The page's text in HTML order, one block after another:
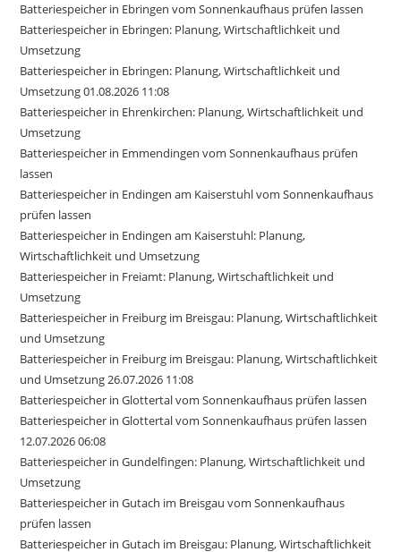
Batteriespeicher in Ebringen vom Sonnenkaufhaus prüfen lassen
Batteriespeicher in Ebringen: Planung, Wirtschaftlichkeit und
Umsetzung
Batteriespeicher in Ebringen: Planung, Wirtschaftlichkeit und
Umsetzung 01.08.2026 11:08
Batteriespeicher in Ehrenkirchen: Planung, Wirtschaftlichkeit und
Umsetzung
Batteriespeicher in Emmendingen vom Sonnenkaufhaus prüfen
lassen
Batteriespeicher in Endingen am Kaiserstuhl vom Sonnenkaufhaus
prüfen lassen
Batteriespeicher in Endingen am Kaiserstuhl: Planung,
Wirtschaftlichkeit und Umsetzung
Batteriespeicher in Freiamt: Planung, Wirtschaftlichkeit und
Umsetzung
Batteriespeicher in Freiburg im Breisgau: Planung, Wirtschaftlichkeit
und Umsetzung
Batteriespeicher in Freiburg im Breisgau: Planung, Wirtschaftlichkeit
und Umsetzung 26.07.2026 11:08
Batteriespeicher in Glottertal vom Sonnenkaufhaus prüfen lassen
Batteriespeicher in Glottertal vom Sonnenkaufhaus prüfen lassen
12.07.2026 06:08
Batteriespeicher in Gundelfingen: Planung, Wirtschaftlichkeit und
Umsetzung
Batteriespeicher in Gutach im Breisgau vom Sonnenkaufhaus
prüfen lassen
Batteriespeicher in Gutach im Breisgau: Planung, Wirtschaftlichkeit